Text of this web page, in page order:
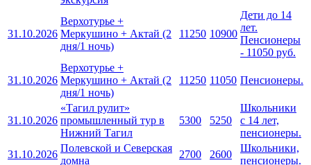
31.10.2026
Верхотурье +
Меркушино + Актай (2
дня/1 ночь)
11250 10900
Дети до 14
лет.
Пенсионеры
- 11050 руб.
31.10.2026
Верхотурье +
Меркушино + Актай (2
дня/1 ночь)
11250 11050 Пенсионеры.
31.10.2026
«Тагил рулит»
промышленный тур в
Нижний Тагил
5300 5250
Школьники
с 14 лет,
пенсионеры.
31.10.2026
Полевской и Северская
домна
2700 2600
Школьники,
пенсионеры.